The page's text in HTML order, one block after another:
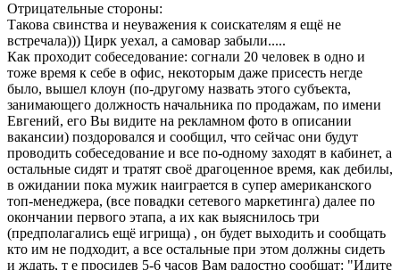
Отрицательные стороны:
Такова свинства и неуважения к соискателям я ещё не
встречала))) Цирк уехал, а самовар забыли.....
Как проходит собеседование: согнали 20 человек в одно и
тоже время к себе в офис, некоторым даже присесть негде
было, вышел клоун (по-другому назвать этого субъекта,
занимающего должность начальника по продажам, по имени
Евгений, его Вы видите на рекламном фото в описании
вакансии) поздоровался и сообщил, что сейчас они будут
проводить собеседование и все по-одному заходят в кабинет, а
остальные сидят и тратят своё драгоценное время, как дебилы,
в ожидании пока мужик наиграется в супер американского
топ-менеджера, (все повадки сетевого маркетинга) далее по
окончании первого этапа, а их как выяснилось три
(предполагались ещё игрища) , он будет выходить и сообщать
кто им не подходит, а все остальные при этом должны сидеть
и ждать, т е просидев 5-6 часов Вам радостно сообщат: "Идите